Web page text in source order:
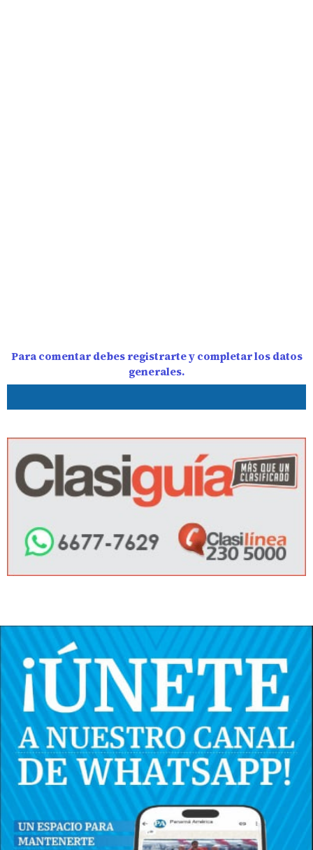
Para comentar debes registrarte y completar los datos
generales.